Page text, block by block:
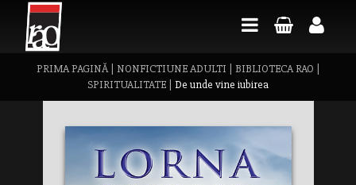
PRIMA PAGINĂ| NONFICTIUNE ADULTI BIBLIOTECA RAO
SPIRITUALITATE
De unde vine iubirea